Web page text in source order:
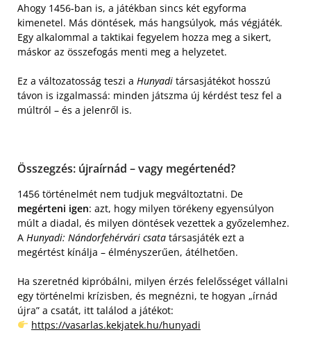
Ahogy 1456-ban is, a játékban sincs két egyforma
kimenetel. Más döntések, más hangsúlyok, más végjáték.
Egy alkalommal a taktikai fegyelem hozza meg a sikert,
máskor az összefogás menti meg a helyzetet.
Ez a változatosság teszi a Hunyadi társasjátékot hosszú
távon is izgalmassá: minden játszma új kérdést tesz fel a
múltról – és a jelenről is.
Összegzés: újraírnád – vagy megértenéd?
1456 történelmét nem tudjuk megváltoztatni. De
megérteni igen: azt, hogy milyen törékeny egyensúlyon
múlt a diadal, és milyen döntések vezettek a győzelemhez.
A Hunyadi: Nándorfehérvári csata társasjáték ezt a
megértést kínálja – élményszerűen, átélhetően.
Ha szeretnéd kipróbálni, milyen érzés felelősséget vállalni
egy történelmi krízisben, és megnézni, te hogyan „írnád
újra” a csatát, itt találod a játékot:
https://vasarlas.kekjatek.hu/hunyadi